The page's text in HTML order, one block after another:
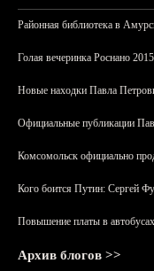
Районная библиотека в
Голая вечеринка Роснано
Новые находки Павла
Официальные публикации
Комсомольск официально
Кого боится Путин: Сергей
Повышение платы в автобусах
Архив блогов >>